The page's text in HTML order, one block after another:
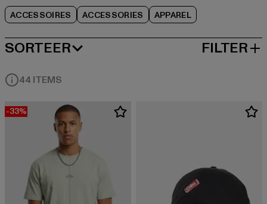
ACCESSOIRES ACCESSORIES APPAREL
SORTEER
MEEST POPULAIRE FILTER
44 ITEMS
-33%